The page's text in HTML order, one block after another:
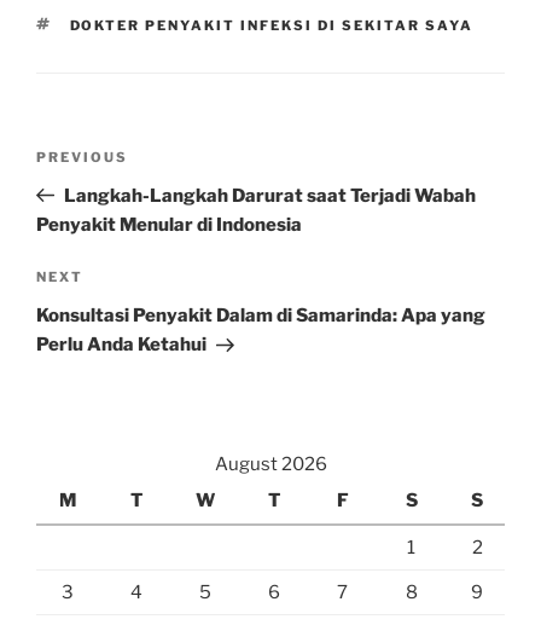
TAGS
DOKTER PENYAKIT INFEKSI DI SEKITAR SAYA
Previous
Post
PREVIOUS
Langkah-Langkah Darurat saat Terjadi Wabah
Penyakit Menular di Indonesia
Next
Post
NEXT
Konsultasi Penyakit Dalam di Samarinda: Apa yang
Perlu Anda Ketahui
August 2026
M
T W T F S S
1 2
3 4 5 6 7 8 9